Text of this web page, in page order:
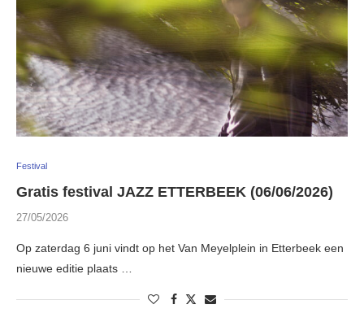
Festival
Gratis festival JAZZ ETTERBEEK (06/06/2026)
27/05/2026
Op zaterdag 6 juni vindt op het Van Meyelplein in Etterbeek een
nieuwe editie plaats …